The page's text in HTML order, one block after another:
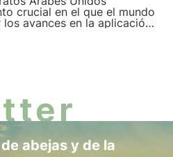
crucial en el que el mundo
los avances en la aplicación
la protección de la
abejas y de la